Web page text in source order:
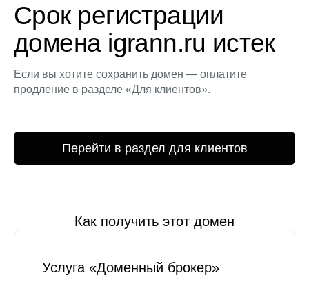
Срок регистрации
домена igrann.ru истек
Если вы хотите сохранить домен — оплатите
продление в разделе «Для клиентов».
Перейти в раздел для клиентов
Как получить этот домен
Услуга «Доменный брокер»